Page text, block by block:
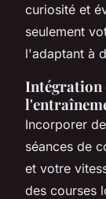
curiosité et
seulement
l'adaptant à
Intégration
Incorporer
séances de
et votre
des courses